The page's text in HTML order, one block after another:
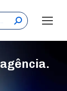
agência.